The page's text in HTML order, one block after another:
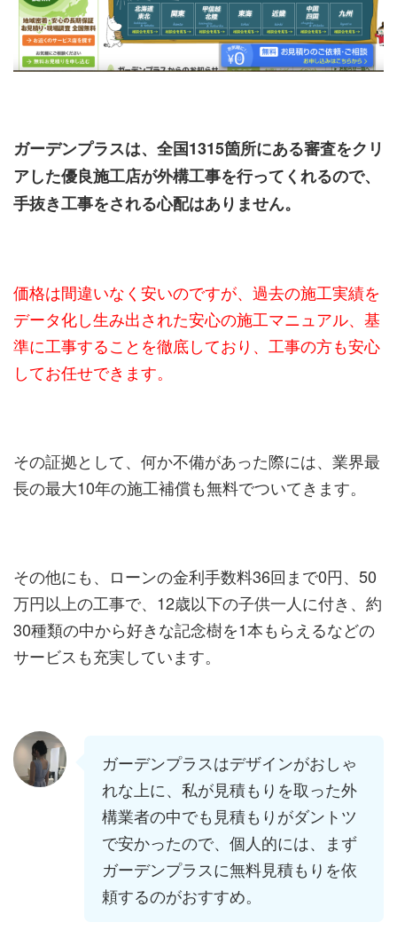
ガーデンプラスは、全国1315箇所にある審査をクリ
アした優良施工店が外構工事を行ってくれるので、
手抜き工事をされる心配はありません。
価格は間違いなく安いのですが、過去の施工実績を
データ化し生み出された安心の施工マニュアル、基
準に工事することを徹底しており、工事の方も安心
してお任せできます。
その証拠として、何か不備があった際には、業界最
長の最大10年の施工補償も無料でついてきます。
その他にも、ローンの金利手数料36回まで0円、50
万円以上の工事で、12歳以下の子供一人に付き、約
30種類の中から好きな記念樹を1本もらえるなどの
サービスも充実しています。
ガーデンプラスはデザインがおしゃ
れな上に、私が見積もりを取った外
構業者の中でも見積もりがダントツ
で安かったので、個人的には、まず
ガーデンプラスに無料見積もりを依
頼するのがおすすめ。